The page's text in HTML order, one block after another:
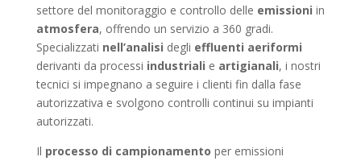
settore del monitoraggio e controllo delle emissioni in
atmosfera, offrendo un servizio a 360 gradi.
Specializzati nell’analisi degli effluenti aeriformi
derivanti da processi industriali e artigianali, i nostri
tecnici si impegnano a seguire i clienti fin dalla fase
autorizzativa e svolgono controlli continui su impianti
autorizzati.
Il processo di campionamento per emissioni